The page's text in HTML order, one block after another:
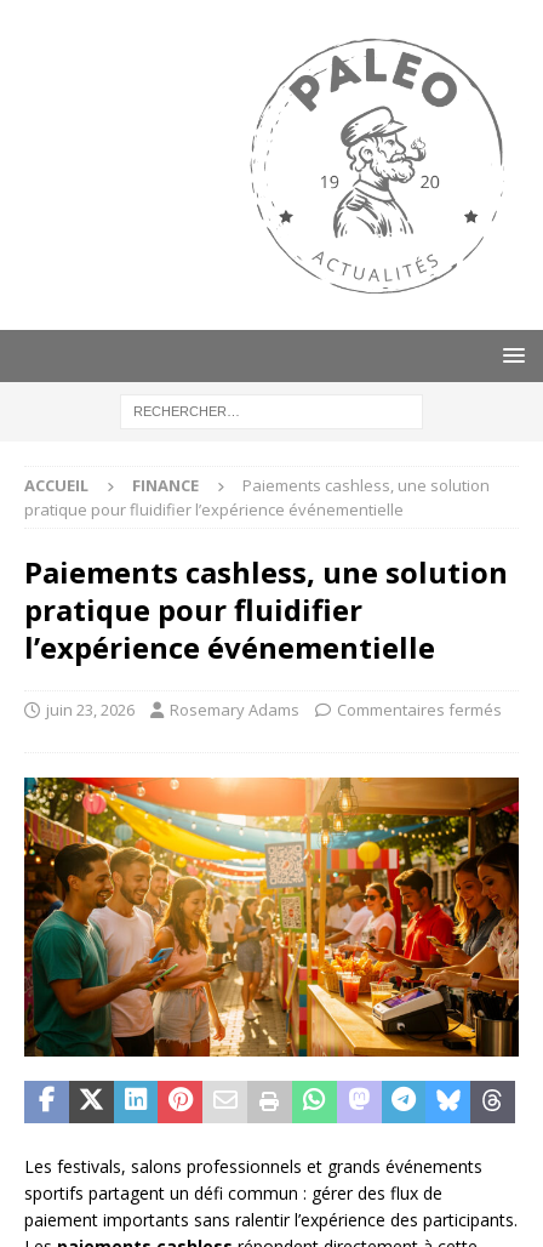
ACCUEIL FINANCE
Paiements cashless, une solution
pratique pour fluidifier l’expérience événementielle
Paiements cashless, une solution
pratique pour fluidifier
l’expérience événementielle
juin 23, 2026 Rosemary Adams Commentaires fermés
Les festivals, salons professionnels et grands événements
sportifs partagent un défi commun : gérer des flux de
paiement importants sans ralentir l’expérience des participants.